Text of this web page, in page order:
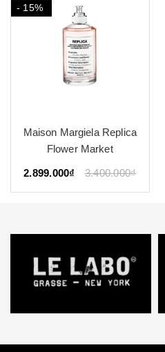
- 15%
Maison Margiela Replica
Flower Market
2.899.000₫ 3.400.000₫